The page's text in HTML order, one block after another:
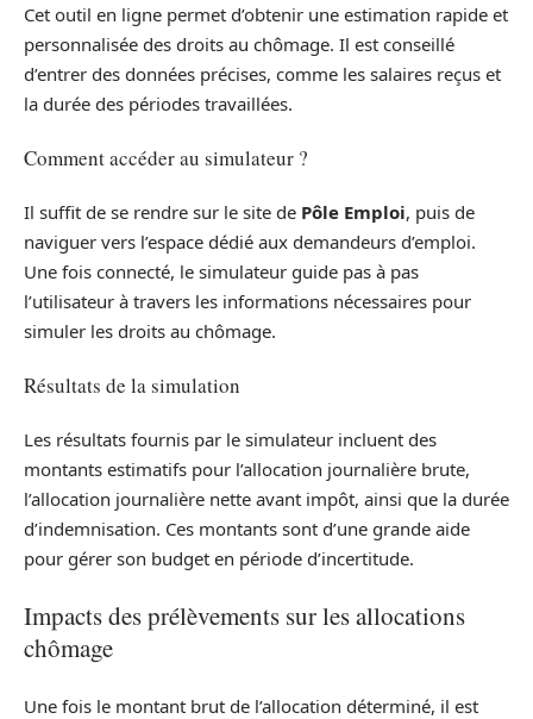
Cet outil en ligne permet d’obtenir une estimation rapide et
personnalisée des droits au chômage. Il est conseillé
d’entrer des données précises, comme les salaires reçus et
la durée des périodes travaillées.
Comment accéder au simulateur ?
Il suffit de se rendre sur le site de Pôle Emploi, puis de
naviguer vers l’espace dédié aux demandeurs d’emploi.
Une fois connecté, le simulateur guide pas à pas
l’utilisateur à travers les informations nécessaires pour
simuler les droits au chômage.
Résultats de la simulation
Les résultats fournis par le simulateur incluent des
montants estimatifs pour l’allocation journalière brute,
l’allocation journalière nette avant impôt, ainsi que la durée
d’indemnisation. Ces montants sont d’une grande aide
pour gérer son budget en période d’incertitude.
Impacts des prélèvements sur les allocations
chômage
Une fois le montant brut de l’allocation déterminé, il est